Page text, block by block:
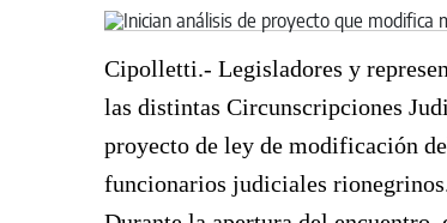
Cipolletti.- Legisladores y
las distintas Circunscripciones
proyecto de ley de modificación
funcionarios judiciales